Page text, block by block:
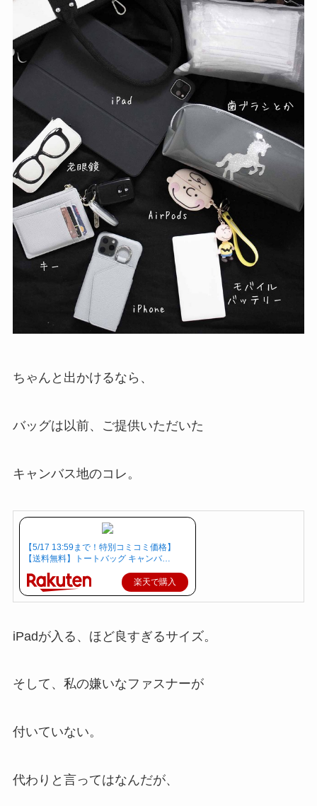
ちゃんと出かけるなら、
バッグは以前、ご提供いただいた
キャンバス地のコレ。
【5/17 13:59まで！特別コミコミ価格】
【送料無料】トートバッグ キャンバ…
楽天で購入
iPadが入る、ほど良すぎるサイズ。
そして、私の嫌いなファスナーが
付いていない。
代わりと言ってはなんだが、